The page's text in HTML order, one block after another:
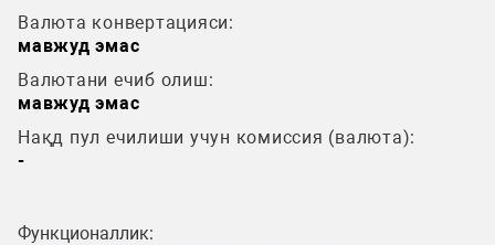
Валюта конвертацияси:
мавжуд эмас
Валютани ечиб олиш:
мавжуд эмас
Нақд пул ечилиши учун комиссия (валюта):
-
Функционаллик: